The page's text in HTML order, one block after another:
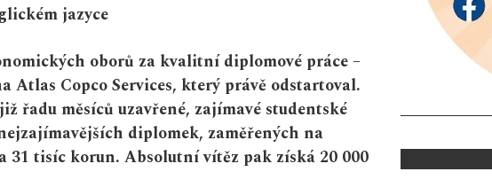
jazyce
oborů za kvalitní diplomové práce –
Atlas Copco Services, který právě odstartoval.
řadu měsíců uzavřené, zajímavé studentské
diplomek, zaměřených na
tisíc korun. Absolutní vítěz pak získá 20 000